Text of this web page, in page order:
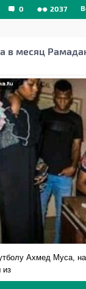
0 2037
в месяц
Ахмед Муса,
из